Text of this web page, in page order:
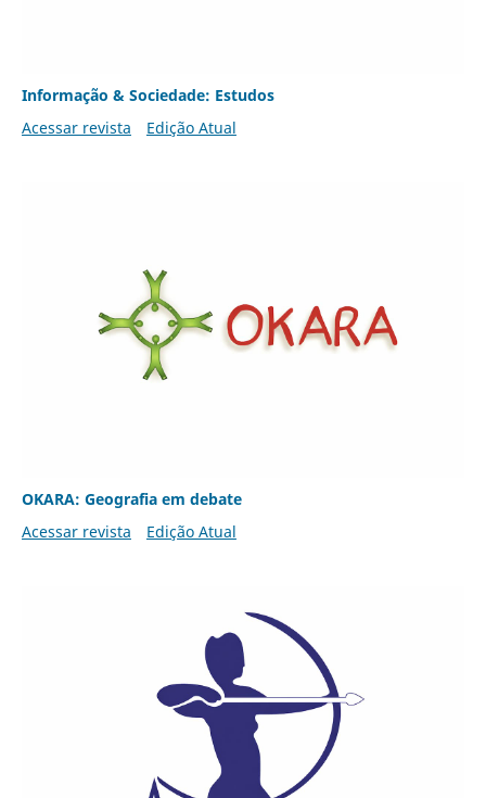
Informação & Sociedade: Estudos
Acessar revista
Edição Atual
OKARA: Geografia em debate
Acessar revista
Edição Atual